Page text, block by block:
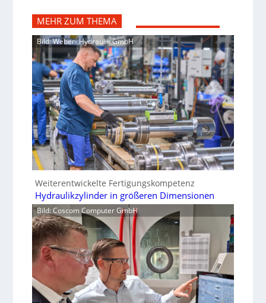
MEHR ZUM THEMA
Bild: Weber- Hydraulik GmbH
Weiterentwickelte Fertigungskompetenz
Hydraulikzylinder in größeren Dimensionen
Bild: Coscom Computer GmbH